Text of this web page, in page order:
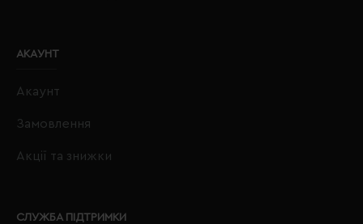
АКАУНТ
Акаунт
Замовлення
Акції та знижки
СЛУЖБА ПІДТРИМКИ